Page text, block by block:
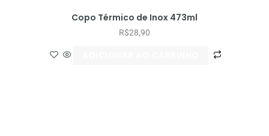
Copo Térmico de Inox 473ml
R$28,90